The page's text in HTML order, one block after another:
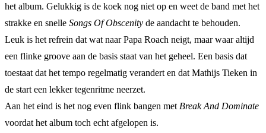
het album. Gelukkig is de koek nog niet op en weet de band met het
strakke en snelle Songs Of Obscenity de aandacht te behouden.
Leuk is het refrein dat wat naar Papa Roach neigt, maar waar altijd
een flinke groove aan de basis staat van het geheel. Een basis dat
toestaat dat het tempo regelmatig verandert en dat Mathijs Tieken in
de start een lekker tegenritme neerzet.
Aan het eind is het nog even flink bangen met Break And Dominate
voordat het album toch echt afgelopen is.